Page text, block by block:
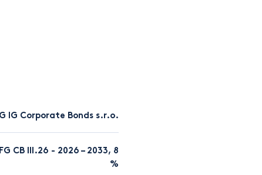
IG Corporate Bonds s.r.o.
CB III.26 - 2026 – 2033, 8
%